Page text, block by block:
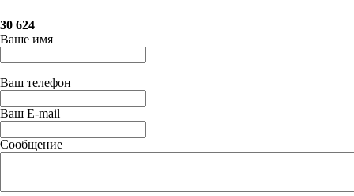
30 624
Ваше имя
Ваш телефон
Ваш E-mail
Сообщение